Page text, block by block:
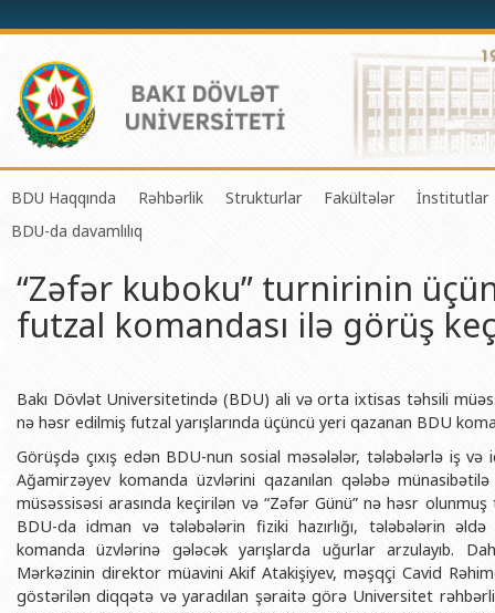
BDU Haqqında
BDU-nun tarixi
BDU-nun Missiya və Strateji inkişaf planı
BDU-nun İnkişaf Proqramı (2014-2020)
BDU-nun üzv olduğu beynəlxalq təşkilatlar
BDU-nun qrant layihələri
Rektorlarımız
BDU-nun məzunları
Fəxri doktorlarımız
BDU-da təhsil
Rəhbərlik
Prorektorlar
Elmi Şura
Həmkarlar İttifaqı Komitəsi
Tədris Metodiki Şura
Strukturlar
Elmi fəaliyyətin təşkili və
Informasiya Texnologiyaları
Xarici tələbələrlə iş şöbəsi
İctimaiyyətlə əlaqələr və
Humanitar məsələlər və gənclər
İnsan resursları və hüquq şöbəsi
Sənədlər və Müraciətlərlə iş
Maliyyə və təminat Departamenti
Fakültələr
Tətbiqi riyaziyyat
Fizika fakültəsi
Biologiya fakültəsi
Ekologiya və
Coğrafiya fakültəsi
Geologiya fakültəsi
Filologiya fakültəsi
Tarix fakültəsi
İnstitutlar
Şəxsi
BDU-da davamlılıq
“Zəfər kuboku” turnirinin
futzal komandası ilə görüş
Bakı Dövlət Universitetində (BDU) ali və orta ixtisas təhsili
nə həsr edilmiş futzal yarışlarında üçüncü yeri qazanan BDU
Görüşdə çıxış edən BDU-nun sosial məsələlər, tələbələrlə iş
Ağamirzəyev komanda üzvlərini qazanılan qələbə
müsəssisəsi arasında keçirilən və “Zəfər Günü” nə həsr
BDU-da idman və tələbələrin fiziki hazırlığı, tələbələrin əldə
komanda üzvlərinə gələcək yarışlarda uğurlar arzulayıb.
Mərkəzinin direktor müavini Akif Atakişiyev, məşqçi Cavid
göstərilən diqqətə və yaradılan şəraitə görə Universitet